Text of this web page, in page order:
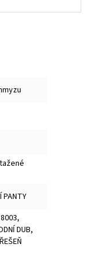
PANTY
DUB,